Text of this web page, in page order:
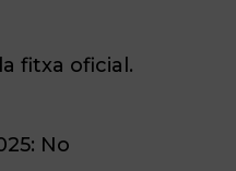
fitxa oficial.
No